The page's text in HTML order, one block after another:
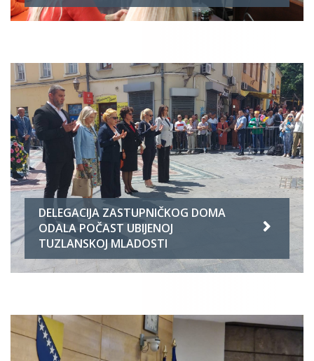
DELEGACIJA ZASTUPNIČKOG DOMA
ODALA POČAST UBIJENOJ
TUZLANSKOJ MLADOSTI